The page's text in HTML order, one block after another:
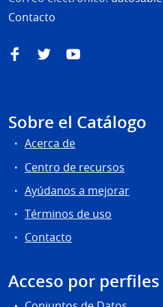
Contacto
FacebookTwitterYouTube
Sobre el Catálogo
Acerca de
Centro de recursos
Ayúdanos a mejorar
Términos de uso
Contacto
Acceso por perfiles